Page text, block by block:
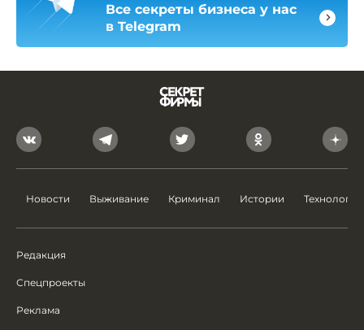
Все секреты бизнеса у нас
в Telegram
Новости Выживание Криминал Истории Технологии
Редакция
Спецпроекты
Реклама